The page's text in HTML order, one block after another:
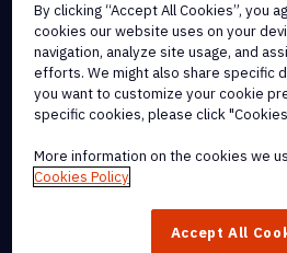
Terms of Service
Cookie Policy
Copyright Policy
All Terms & Policies
trademarks, of Nitro Software, Inc. or
By clicking “Accept All Cookies”, you
cookies our website uses on your
navigation, analyze site usage, and
efforts. We might also share specific
you want to customize your cookie
specific cookies, please click
More information on the cookies we
Cookies Policy
Accept All